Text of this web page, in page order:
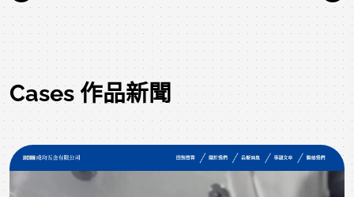
Cases 作品新聞